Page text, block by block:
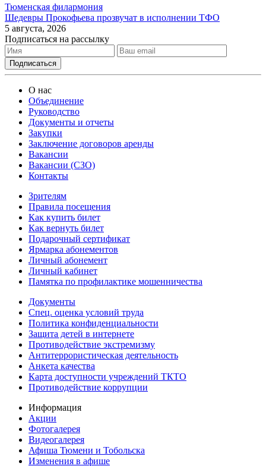
Тюменская филармония
Шедевры Прокофьева прозвучат в исполнении ТФО
5 августа, 2026
Подписаться на рассылку
О нас
Объединение
Руководство
Документы и отчеты
Закупки
Заключение договоров аренды
Вакансии
Вакансии (СЗО)
Контакты
Зрителям
Правила посещения
Как купить билет
Как вернуть билет
Подарочный сертификат
Ярмарка абонементов
Личный абонемент
Личный кабинет
Памятка по профилактике мошенничества
Документы
Спец. оценка условий труда
Политика конфиденциальности
Защита детей в интернете
Противодействие экстремизму
Антитеррористическая деятельность
Анкета качества
Карта доступности учреждений ТКТО
Противодействие коррупции
Информация
Акции
Фотогалерея
Видеогалерея
Афиша Тюмени и Тобольска
Изменения в афише